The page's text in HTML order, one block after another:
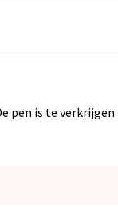
pen is te